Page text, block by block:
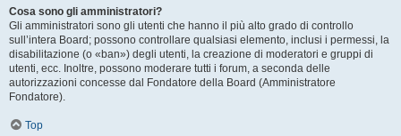
Cosa sono gli amministratori?
Gli amministratori sono gli utenti che hanno il più alto grado di controllo
sull’intera Board; possono controllare qualsiasi elemento, inclusi i permessi, la
disabilitazione (o «ban») degli utenti, la creazione di moderatori e gruppi di
utenti, ecc. Inoltre, possono moderare tutti i forum, a seconda delle
autorizzazioni concesse dal Fondatore della Board (Amministratore
Fondatore).
Top